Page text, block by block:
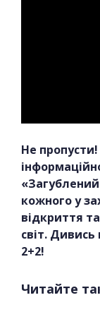
Не
кожного у
відкриття
світ. Дивись
2+2!
Читайте